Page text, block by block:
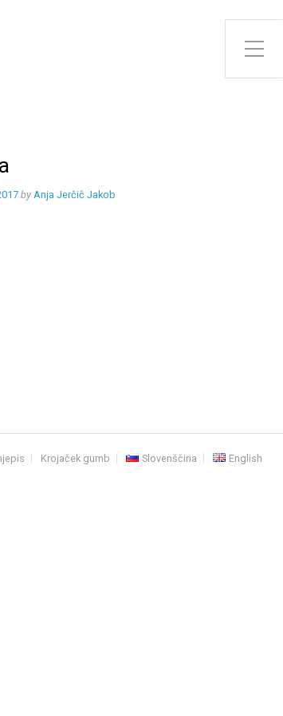
Toggle Side Menu
by Anja Jerčič Jakob
Krojaček gumb Slovenščina English